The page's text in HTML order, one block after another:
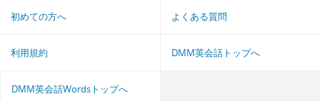
初めての方へ よくある質問
利用規約 DMM英会話トップへ
DMM英会話Wordsトップへ